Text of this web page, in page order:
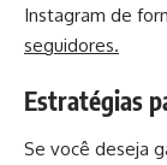
Instagram de
seguidores.
Estratégias
Se você deseja